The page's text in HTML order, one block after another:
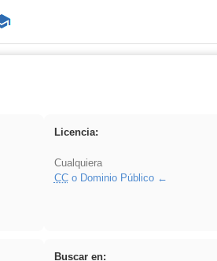
Licencia:
Cualquiera
CCo Dominio Público
Buscar en: